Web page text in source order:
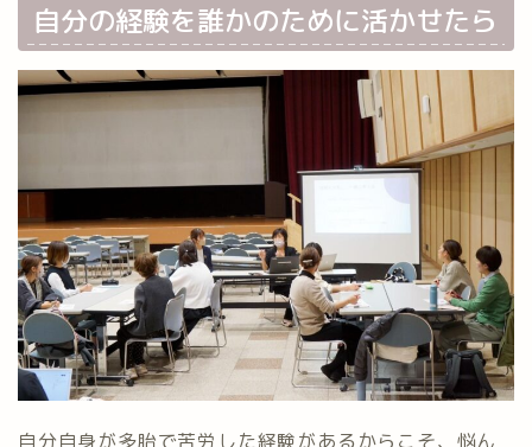
自分の経験を誰かのために活かせたら
自分自身が多胎で苦労した経験があるからこそ、悩ん